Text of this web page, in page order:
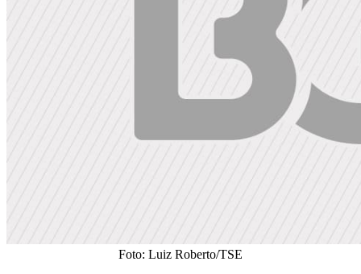
Foto: Luiz Roberto/TSE